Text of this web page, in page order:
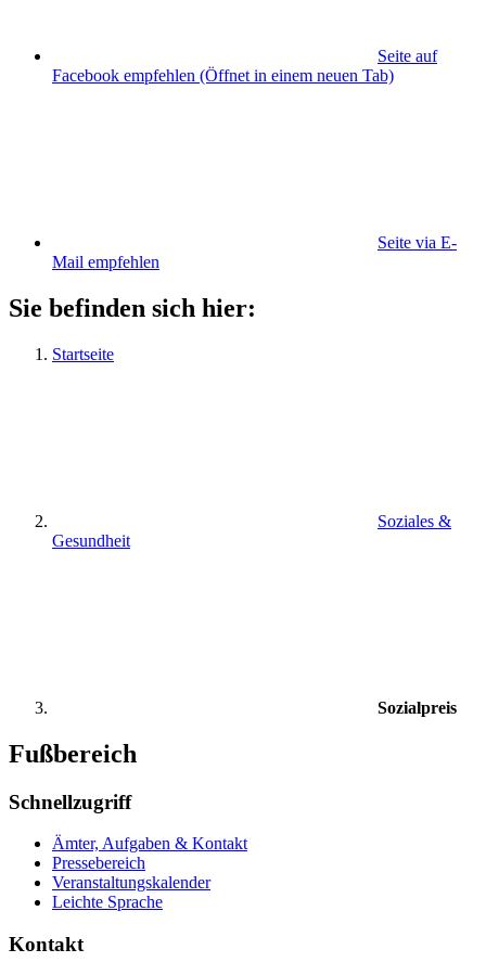
Seite auf
Facebook empfehlen (Öffnet in einem neuen Tab)
Seite via E-
Mail empfehlen
Sie befinden sich hier:
Startseite
Soziales &
Gesundheit
Sozialpreis
Fußbereich
Schnellzugriff
Ämter, Aufgaben & Kontakt
Pressebereich
Veranstaltungskalender
Leichte Sprache
Kontakt